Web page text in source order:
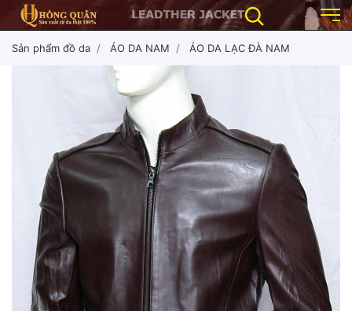
Sản phẩm đồ da ÁO DA NAM ÁO DA LẠC ĐÀ NAM